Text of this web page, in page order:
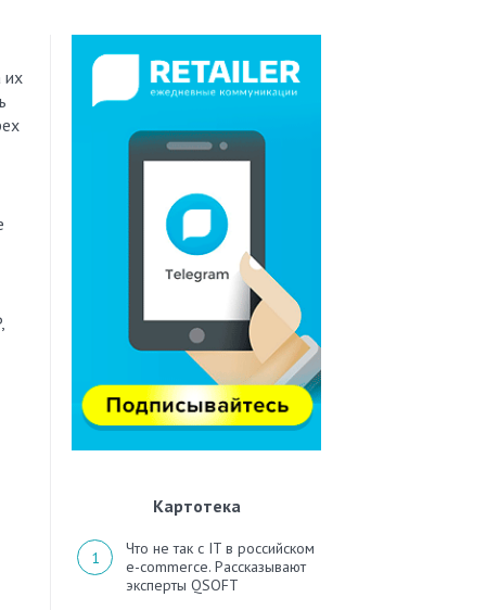
Картотека
Что не так с IT в российском
e-commerce. Рассказывают
эксперты QSOFT